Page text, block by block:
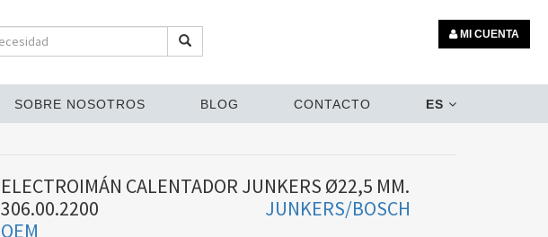
MI CUENTA
SOBRE NOSOTROS BLOG CONTACTO ES
ELECTROIMÁN CALENTADOR JUNKERS Ø22,5 MM.
306.00.2200
JUNKERS/BOSCH
OEM